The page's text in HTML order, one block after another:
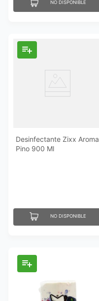
NO DISPONIBLE
Desinfectante Zixx Aroma
Pino 900 Ml
NO DISPONIBLE